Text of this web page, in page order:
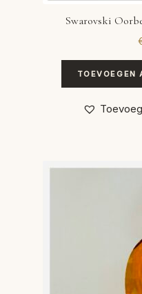
Swarovski
TOEVOEGEN